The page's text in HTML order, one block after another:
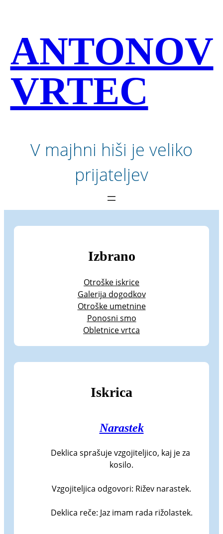
ANTONOV
VRTEC
V majhni hiši je veliko
prijateljev
Izbrano
Otroške iskrice
Galerija dogodkov
Otroške umetnine
Ponosni smo
Obletnice vrtca
Iskrica
Narastek
Deklica sprašuje vzgojiteljico, kaj je za
kosilo.
Vzgojiteljica odgovori: Rižev narastek.
Deklica reče: Jaz imam rada rižolastek.